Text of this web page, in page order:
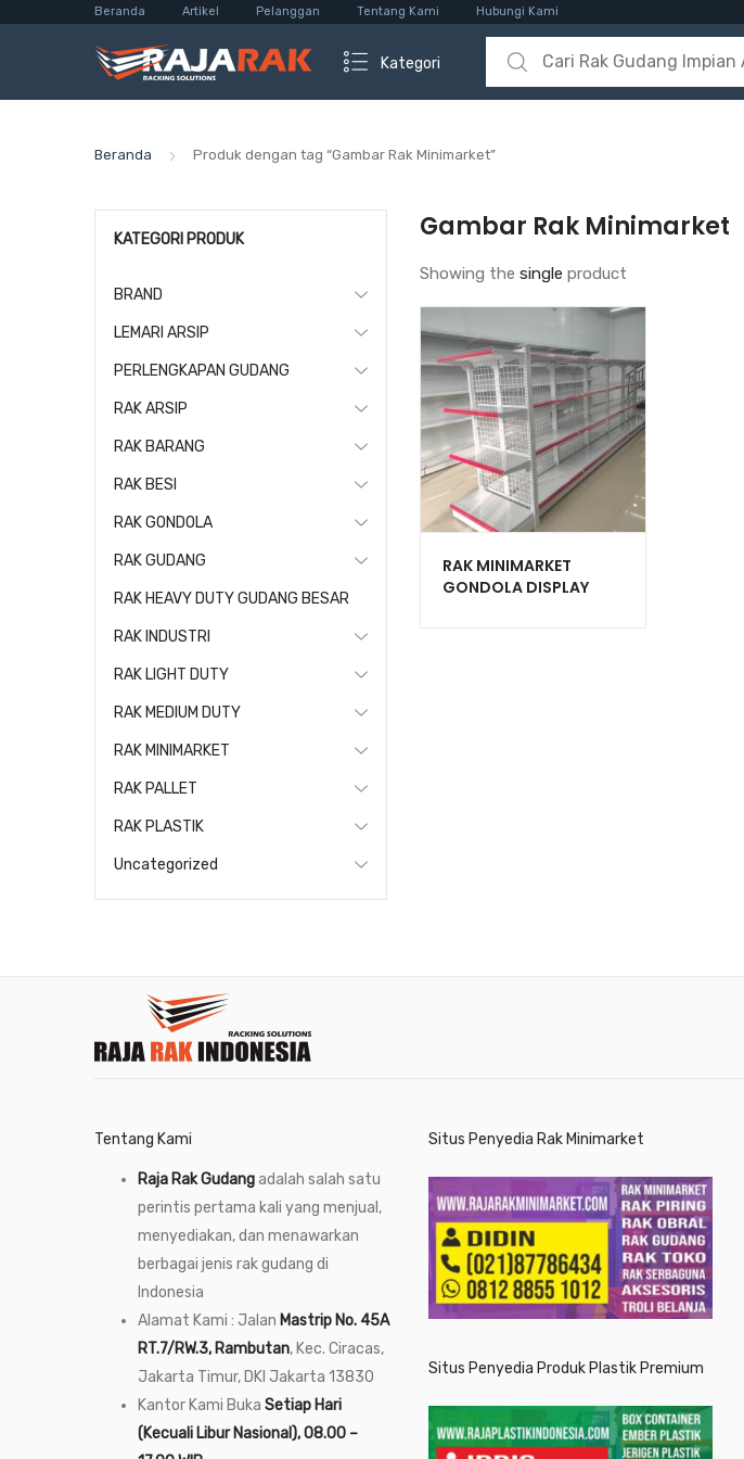
Beranda Artikel Pelanggan Tentang Kami Hubungi Kami
Kategori
Search for:
Beranda Produk dengan tag “Gambar Rak Minimarket”
Gambar Rak Minimarket
Showing the single product
RAK MINIMARKET
GONDOLA DISPLAY
KATEGORI PRODUK
BRAND
LEMARI ARSIP
PERLENGKAPAN GUDANG
RAK ARSIP
RAK BARANG
RAK BESI
RAK GONDOLA
RAK GUDANG
RAK HEAVY DUTY GUDANG BESAR
RAK INDUSTRI
RAK LIGHT DUTY
RAK MEDIUM DUTY
RAK MINIMARKET
RAK PALLET
RAK PLASTIK
Uncategorized
Tentang Kami
Raja Rak Gudangadalah salah satu
perintis pertama kali yang menjual,
menyediakan, dan menawarkan
berbagai jenis rak gudang di
Indonesia
Alamat Kami : Jalan Mastrip No. 45A
RT.7/RW.3, Rambutan, Kec. Ciracas,
Jakarta Timur, DKI Jakarta 13830
Kantor Kami Buka Setiap Hari
(Kecuali Libur Nasional), 08.00 –
Situs Penyedia Rak Minimarket
Situs Penyedia Produk Plastik Premium